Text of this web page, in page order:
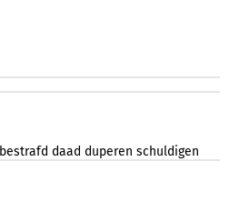
bestrafd daad duperen schuldigen